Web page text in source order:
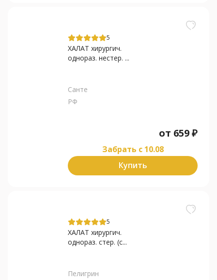
5
ХАЛАТ хирургич.
однораз. нестер. ...
Санте
РФ
от 659₽
Забрать c 10.08
Купить
5
ХАЛАТ хирургич.
однораз. стер. (с...
Пелигрин